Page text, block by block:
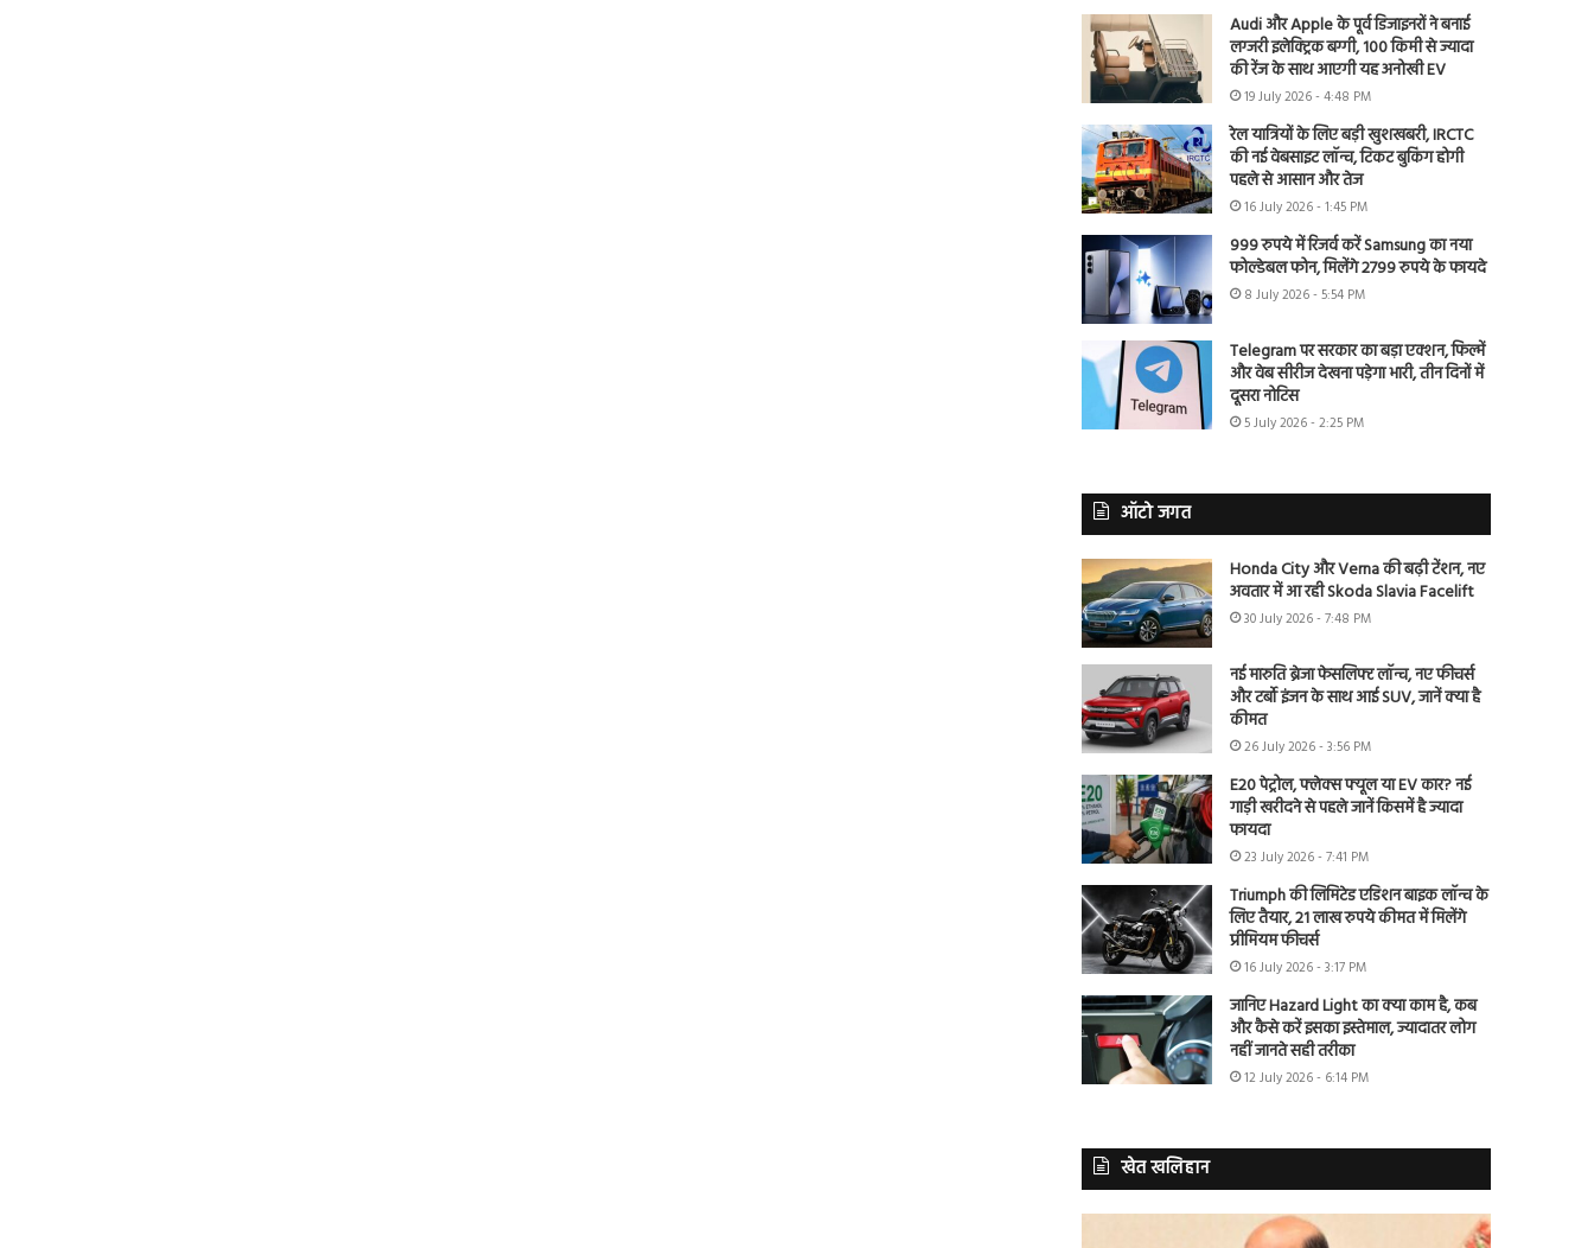
Audi और Apple के पूर्व डिजाइनरों ने बनाई
लग्जरी इलेक्ट्रिक बग्गी, 100 किमी से ज्यादा
की रेंज के साथ आएगी यह अनोखी EV
19 July 2026 - 4:48 PM
रेल यात्रियों के लिए बड़ी खुशखबरी, IRCTC
की नई वेबसाइट लॉन्च, टिकट बुकिंग होगी
पहले से आसान और तेज
16 July 2026 - 1:45 PM
999 रुपये में रिजर्व करें Samsung का नया
फोल्डेबल फोन, मिलेंगे 2799 रुपये के फायदे
8 July 2026 - 5:54 PM
Telegram पर सरकार का बड़ा एक्शन, फिल्में
और वेब सीरीज देखना पड़ेगा भारी, तीन दिनों में
दूसरा नोटिस
5 July 2026 - 2:25 PM
ऑटो जगत
Honda City और Verna की बढ़ी टेंशन, नए
अवतार में आ रही Skoda Slavia Facelift
30 July 2026 - 7:48 PM
नई मारुति ब्रेजा फेसलिफ्ट लॉन्च, नए फीचर्स
और टर्बो इंजन के साथ आई SUV, जानें क्या है
कीमत
26 July 2026 - 3:56 PM
E20 पेट्रोल, फ्लेक्स फ्यूल या EV कार? नई
गाड़ी खरीदने से पहले जानें किसमें है ज्यादा
फायदा
23 July 2026 - 7:41 PM
Triumph की लिमिटेड एडिशन बाइक लॉन्च के
लिए तैयार, 21 लाख रुपये कीमत में मिलेंगे
प्रीमियम फीचर्स
16 July 2026 - 3:17 PM
जानिए Hazard Light का क्या काम है, कब
और कैसे करें इसका इस्तेमाल, ज्यादातर लोग
नहीं जानते सही तरीका
12 July 2026 - 6:14 PM
खेत खलिहान